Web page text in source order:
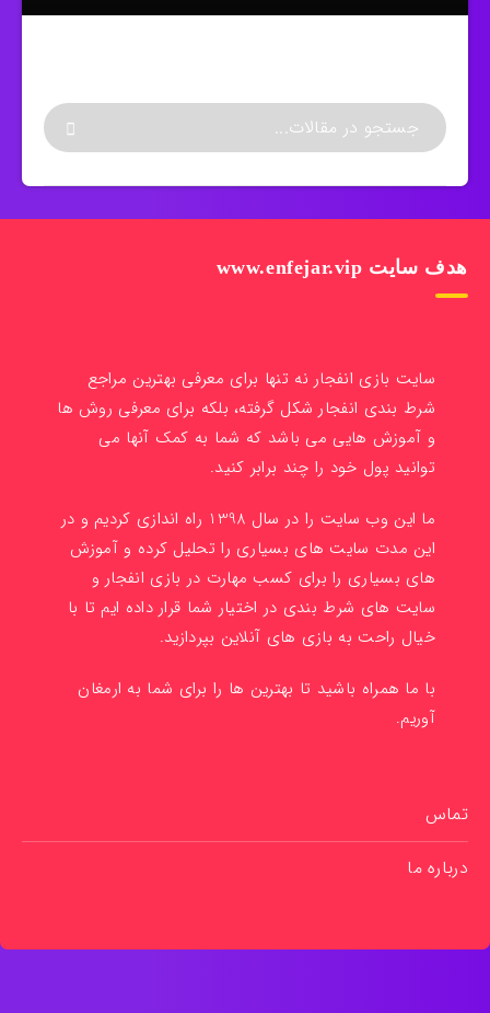
هدف سایت www.enfejar.vip
سایت بازی انفجار نه تنها برای معرفی بهترین مراجع
شرط بندی انفجار شکل گرفته، بلکه برای معرفی روش ها
و آموزش هایی می باشد که شما به کمک آنها می
توانید پول خود را چند برابر کنید.
ما این وب سایت را در سال 1398 راه اندازی کردیم و در
این مدت سایت های بسیاری را تحلیل کرده و آموزش
های بسیاری را برای کسب مهارت در بازی انفجار و
سایت های شرط بندی در اختیار شما قرار داده ایم تا با
خیال راحت به بازی های آنلاین بپردازید.
با ما همراه باشید تا بهترین ها را برای شما به ارمغان
آوریم.
تماس
درباره ما